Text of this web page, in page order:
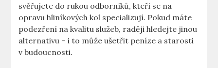
svěřujete do rukou odborníků, kteří se na
opravu hliníkových kol specializují. Pokud máte
podezření na kvalitu služeb, raději hledejte jinou
alternativu – i to může ušetřit peníze a starosti
v budoucnosti.